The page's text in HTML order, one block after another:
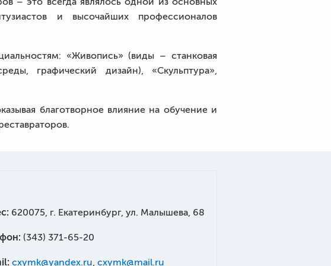
и высочайших профессионалов
«Живопись» (виды – станковая
графический дизайн), «Скульптура»,
благотворное влияние на обучение и
620075, г. Екатеринбург, ул. Малышева, 68
(343) 371-65-20
cxymk@yandex.ru, cxymk@mail.ru